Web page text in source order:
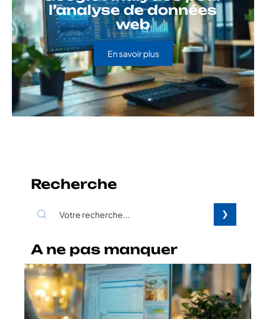
l’analyse de données
web
En savoir plus
Recherche
A ne pas manquer